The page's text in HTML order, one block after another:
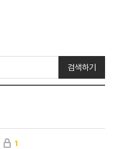
검색하기
1